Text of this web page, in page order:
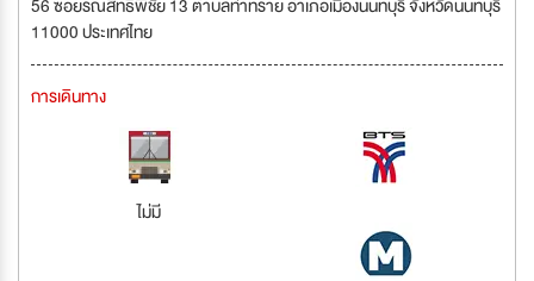
56 ซอยรณสิทธิพิชัย 13 ตำบลท่าทราย อำเภอเมืองนนทบุรี จังหวัดนนทบุรี
11000 ประเทศไทย
การเดินทาง
ไม่มี